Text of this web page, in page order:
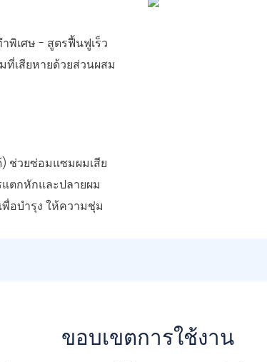
พิเศษ - สูตรฟื้นฟูเร็ว
ที่เสียหายด้วยส่วนผสม
ช่วยซ่อมแซมผมเสีย
แตกหักและปลายผม
อบำรุง ให้ความชุ่ม
ขอบเขตการใช้งาน